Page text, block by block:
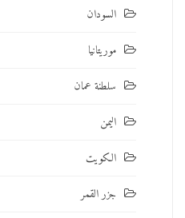
السودان
موريتانيا
سلطنة عمان
اليمن
الكويت
جزر القمر